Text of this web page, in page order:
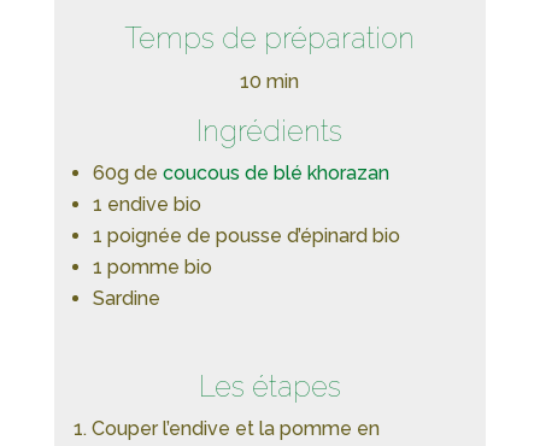
Temps de préparation
10 min
Ingrédients
60g de coucous de blé khorazan
1 endive bio
1 poignée de pousse d’épinard bio
1 pomme bio
Sardine
Les étapes
Couper l’endive et la pomme en